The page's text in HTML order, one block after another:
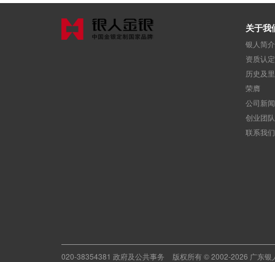
关于我
银人简介
资质认定
历史及
荣膺
公司新
创业团队
联系我们
020-38354381 政府及公共事务 版权所有 © 2002-2026 广东银